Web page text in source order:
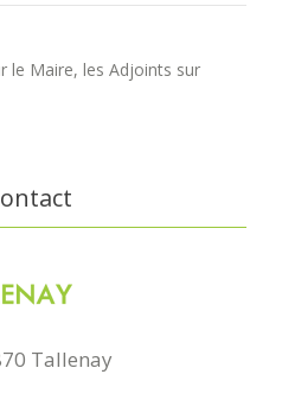
le Maire, les Adjoints sur
Tallenay